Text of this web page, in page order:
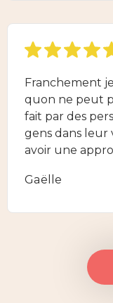
Franchement
quon ne peut
fait par des
gens dans leur
avoir une
Gaëlle